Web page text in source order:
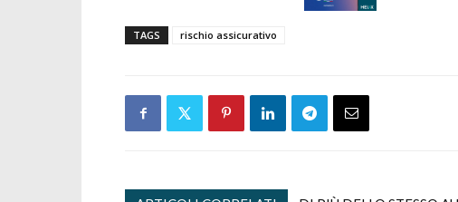
TAGS rischio assicurativo